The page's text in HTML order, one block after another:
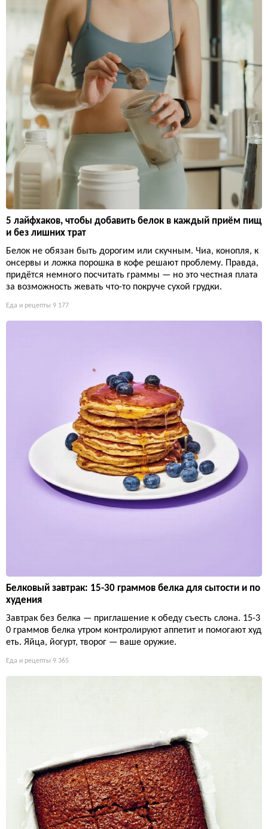
5 лайфхаков, чтобы добавить белок в каждый приём пищ
и без лишних трат
Белок не обязан быть дорогим или скучным. Чиа, конопля, к
онсервы и ложка порошка в кофе решают проблему. Правда,
придётся немного посчитать граммы — но это честная плата
за возможность жевать что-то покруче сухой грудки.
Еда и рецепты 9 177
Белковый завтрак: 15-30 граммов белка для сытости и по
худения
Завтрак без белка — приглашение к обеду съесть слона. 15-3
0 граммов белка утром контролируют аппетит и помогают худ
еть. Яйца, йогурт, творог — ваше оружие.
Еда и рецепты 9 365